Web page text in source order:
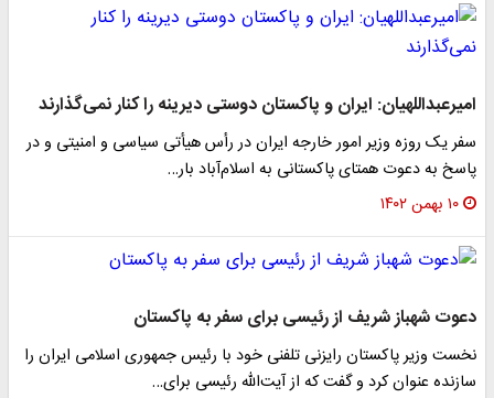
امیرعبداللهیان: ایران و پاکستان دوستی دیرینه را کنار نمی‌گذارند
سفر یک روزه وزیر امور خارجه ایران در رأس هیأتی سیاسی و امنیتی و در
پاسخ به دعوت همتای پاکستانی به اسلام‌آباد بار…
۱۰ بهمن ۱۴۰۲
دعوت شهباز شریف از رئیسی برای سفر به پاکستان
نخست وزیر پاکستان رایزنی تلفنی خود با رئیس جمهوری اسلامی ایران را
سازنده عنوان‌ کرد و گفت که از آیت‌الله رئیسی برای…